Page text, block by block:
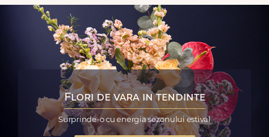
Flori de vara in tendinte
Surprinde-o cu energia sezonului estival